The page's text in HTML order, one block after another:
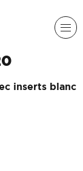
inserts blanc